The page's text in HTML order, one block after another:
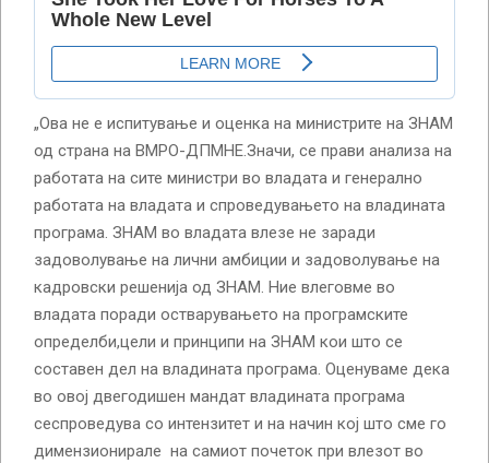
„Ова не е испитување и оценка на министрите на ЗНАМ
од страна на ВМРО-ДПМНЕ.Значи, се прави анализа на
работата на сите министри во владата и генерално
работата на владата и спроведувањето на владината
програма. ЗНАМ во владата влезе не заради
задоволување на лични амбиции и задоволување на
кадровски решенија од ЗНАМ. Ние влеговме во
владата поради остварувањето на програмските
определби,цели и принципи на ЗНАМ кои што се
составен дел на владината програма. Оценуваме дека
во овој двегодишен мандат владината програма
сеспроведува со интензитет и на начин кој што сме го
димензионирале на самиот почеток при влезот во